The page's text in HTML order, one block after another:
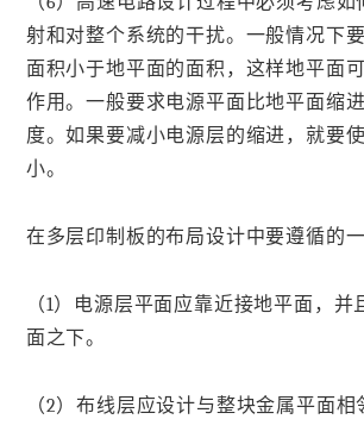
射和对整个系统的干扰。一般情况下
面积小于地平面的面积，这样地平面
作用。一般要求电源平面比地平面缩
度。如果要减小电源层的缩进，就要
小。
在多层印制板的布局设计中要遵循的一
（1）电源层平面应靠近接地平面，并
面之下。
（2）布线层应设计与整块金属平面相